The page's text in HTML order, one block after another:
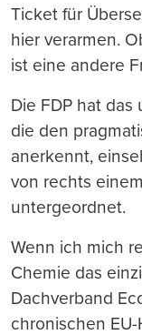
Ticket für
hier verarmen.
ist eine andere
Die FDP hat
die den
anerkennt,
von rechts
untergeordnet.
Wenn ich mich
Chemie das
Dachverband
chronischen